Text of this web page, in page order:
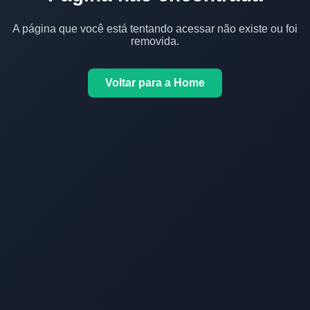
A página que você está tentando acessar não existe ou foi
removida.
Voltar para a Home